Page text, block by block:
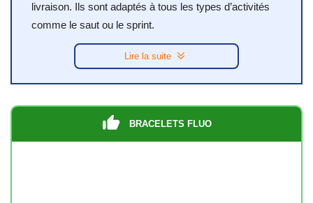
livraison. Ils sont adaptés à tous les types d’activités
comme le saut ou le sprint.
Lire la suite
BRACELETS FLUO